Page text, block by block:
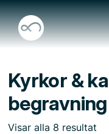
Kyrkor &
Visar alla 8 resultat